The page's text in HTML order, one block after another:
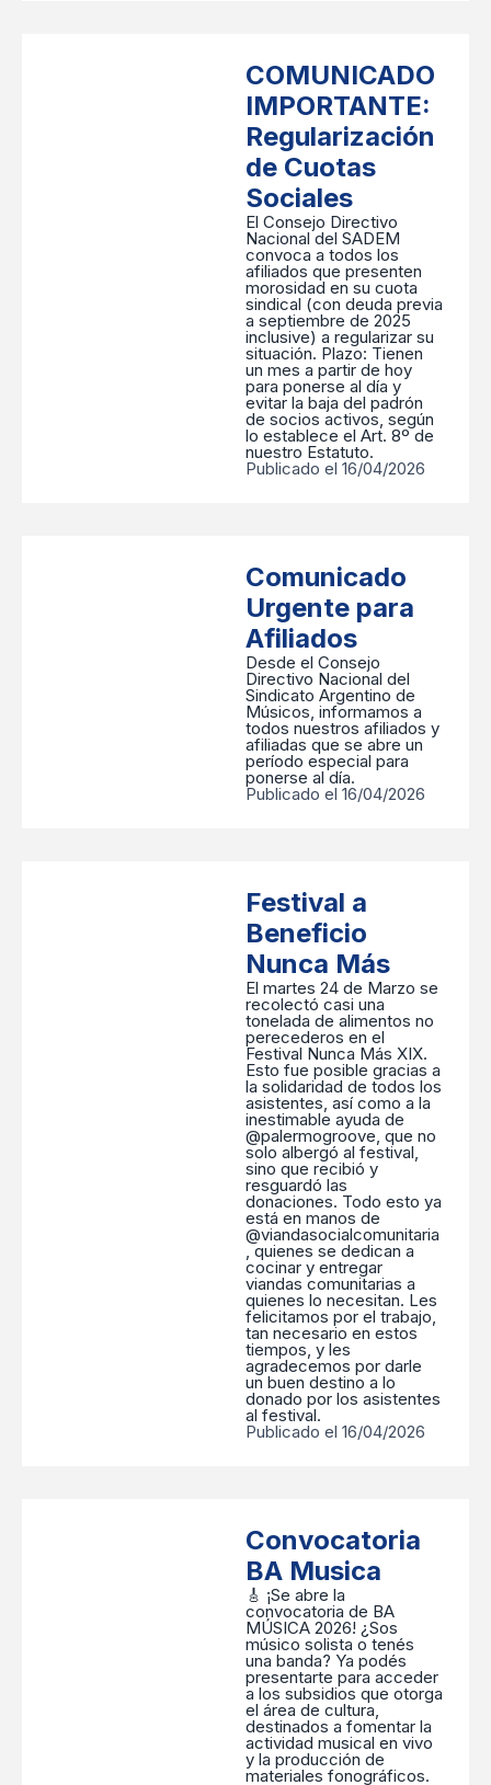
COMUNICADO
IMPORTANTE:
Regularización
de Cuotas
Sociales
​El Consejo Directivo
Nacional del SADEM
convoca a todos los
afiliados que presenten
morosidad en su cuota
sindical (con deuda previa
a septiembre de 2025
inclusive) a regularizar su
situación. ​Plazo: Tienen
un mes a partir de hoy
para ponerse al día y
evitar la baja del padrón
de socios activos, según
lo establece el Art. 8º de
nuestro Estatuto.
Publicado el 16/04/2026
Comunicado
Urgente para
Afiliados
Desde el Consejo
Directivo Nacional del
Sindicato Argentino de
Músicos, informamos a
todos nuestros afiliados y
afiliadas que se abre un
período especial para
ponerse al día.
Publicado el 16/04/2026
Festival a
Beneficio
Nunca Más
El martes 24 de Marzo se
recolectó casi una
tonelada de alimentos no
perecederos en el
Festival Nunca Más XIX.
Esto fue posible gracias a
la solidaridad de todos los
asistentes, así como a la
inestimable ayuda de
@palermogroove, que no
solo albergó al festival,
sino que recibió y
resguardó las
donaciones. Todo esto ya
está en manos de
@viandasocialcomunitaria
, quienes se dedican a
cocinar y entregar
viandas comunitarias a
quienes lo necesitan. Les
felicitamos por el trabajo,
tan necesario en estos
tiempos, y les
agradecemos por darle
un buen destino a lo
donado por los asistentes
al festival.
Publicado el 16/04/2026
Convocatoria
BA Musica
🎸 ¡Se abre la
convocatoria de BA
MÚSICA 2026! ¿Sos
músico solista o tenés
una banda? Ya podés
presentarte para acceder
a los subsidios que otorga
el área de cultura,
destinados a fomentar la
actividad musical en vivo
y la producción de
materiales fonográficos.